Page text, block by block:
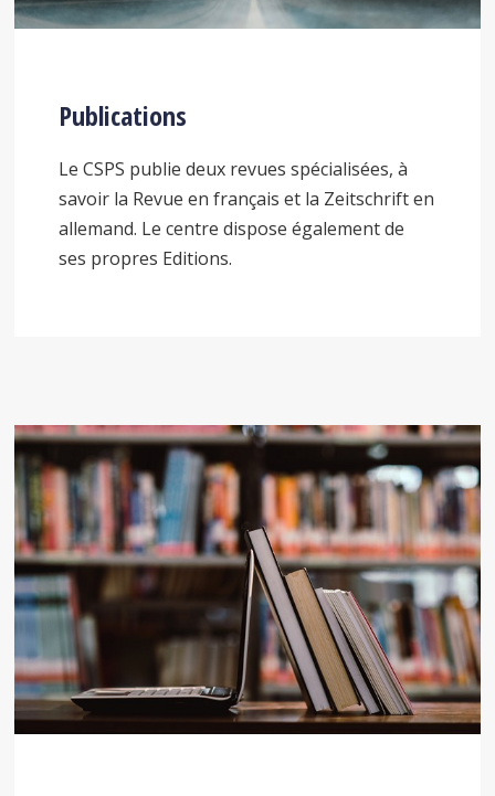
Publications
Le CSPS publie deux revues spécialisées, à
savoir la Revue en français et la Zeitschrift en
allemand. Le centre dispose également de
ses propres Editions.